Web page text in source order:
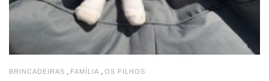
BRINCADEIRAS , FAMÍLIA , OS FILHOS